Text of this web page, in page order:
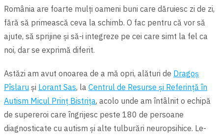
România are foarte mulți oameni buni care dăruiesc zi de zi,
fără să primească ceva la schimb. O fac pentru că vor să
ajute, să sprijine și să-i integreze pe cei care simt la fel ca
noi, dar se exprimă diferit.
Astăzi am avut onoarea de a mă opri, alături de Dragoș
Pîslaru și Lorant Sas, la Centrul de Resurse şi Referinţă în
Autism Micul Prinţ Bistriţa, acolo unde am întâlnit o echipă
de supereroi care îngrijesc peste 180 de persoane
diagnosticate cu autism și alte tulburări neuropsihice. Le-